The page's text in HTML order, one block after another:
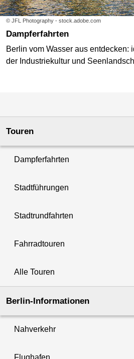
© JFL Photography - stock.adobe.com
Dampferfahrten
Berlin vom Wasser aus entdecken:
der Industriekultur und
Touren
Dampferfahrten
Stadtführungen
Stadtrundfahrten
Fahrradtouren
Alle Touren
Berlin-Informationen
Nahverkehr